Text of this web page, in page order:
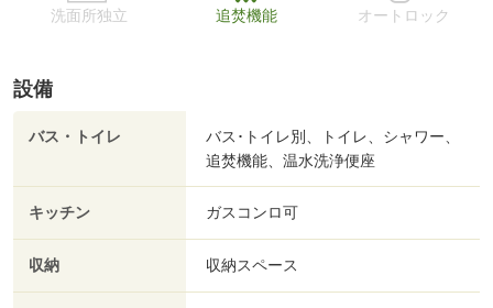
洗面所独立 追焚機能 オートロック
設備
バス・トイレ
バス･トイレ別、トイレ、シャワー、
追焚機能、温水洗浄便座
キッチン ガスコンロ可
収納 収納スペース